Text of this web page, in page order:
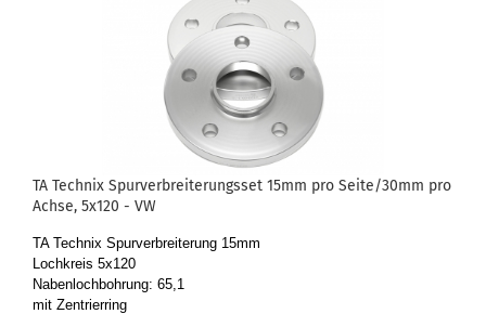
TA Tech­nix Spur­ver­brei­te­rungs­set 15mm pro Seite/30mm pro
Achse, 5x120 - VW
TA Tech­nix Spur­ver­brei­te­rung 15mm
Loch­kreis 5x120
Na­ben­loch­boh­rung: 65,1
mit Zen­trier­ring